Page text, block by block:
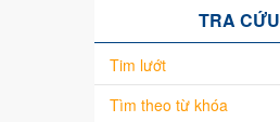
TRA CỨU
Tim lướt
Tìm theo từ khóa